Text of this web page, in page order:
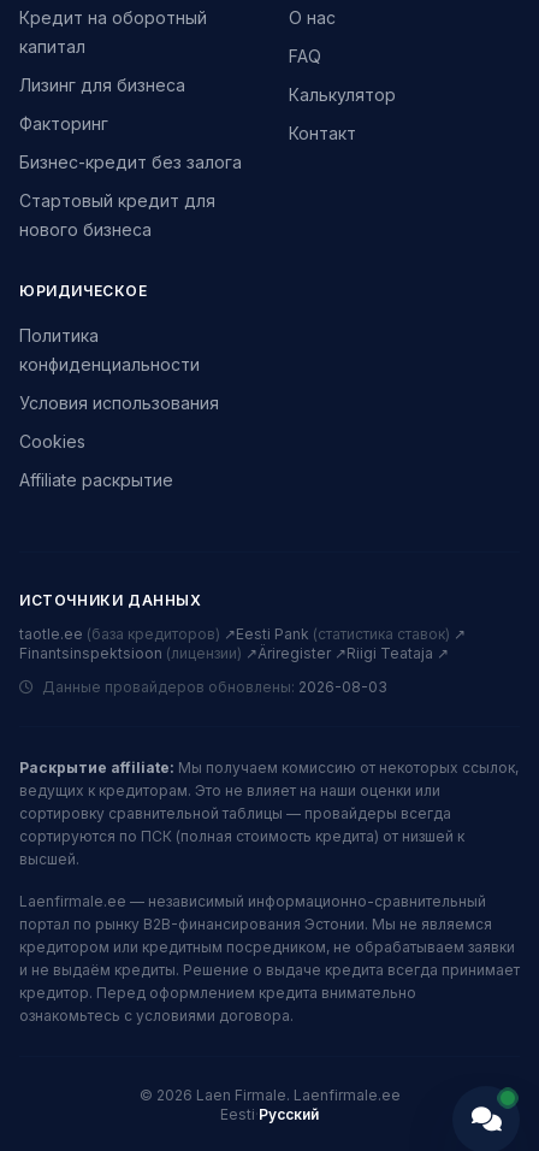
Кредит на оборотный
капитал
Лизинг для бизнеса
Факторинг
Бизнес-кредит без залога
Стартовый кредит для
нового бизнеса
О нас
FAQ
Калькулятор
Контакт
ЮРИДИЧЕСКОЕ
Политика
конфиденциальности
Условия использования
Cookies
Affiliate раскрытие
ИСТОЧНИКИ ДАННЫХ
taotle.ee (база кредиторов) ↗Eesti Pank (статистика ставок) ↗
Finantsinspektsioon (лицензии) ↗Äriregister ↗Riigi Teataja ↗
Данные провайдеров обновлены: 2026-08-03
Раскрытие affiliate: Мы получаем комиссию от некоторых ссылок,
ведущих к кредиторам. Это не влияет на наши оценки или
сортировку сравнительной таблицы — провайдеры всегда
сортируются по ПСК (полная стоимость кредита) от низшей к
высшей.
Laenfirmale.ee — независимый информационно-сравнительный
портал по рынку B2B-финансирования Эстонии. Мы не являемся
кредитором или кредитным посредником, не обрабатываем заявки
и не выдаём кредиты. Решение о выдаче кредита всегда принимает
кредитор. Перед оформлением кредита внимательно
ознакомьтесь с условиями договора.
© 2026 Laen Firmale. Laenfirmale.ee
Eesti·Русский